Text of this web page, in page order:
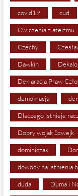
covid19 cud
Ćwiczenia z ateizmu
Czechy
Dawkin
Deklaracja Praw
demokracja
Dlaczego istnieje
Dobry wojak Szwejk
dominiczak
dowody na istnienia
duda Duma i